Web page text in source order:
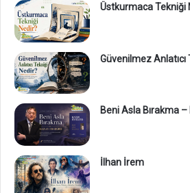
Üstkurmaca Tekniği
Güvenilmez Anlatıcı
Beni Asla Bırakma
İlhan İrem